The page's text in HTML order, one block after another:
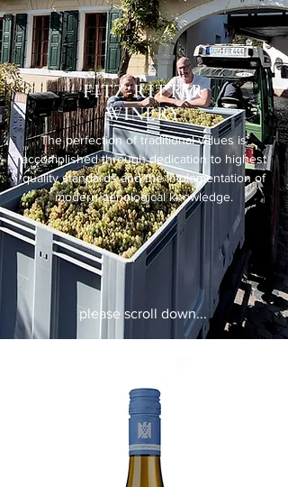
FITZ-RITTER
WINERY
The perfection of traditional values is
accomplished through dedication to highest
quality standards and the implementation of
modern oenological knowledge.
please scroll down...